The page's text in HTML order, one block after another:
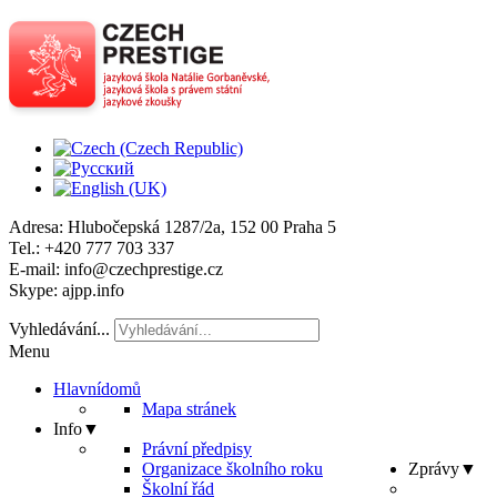
Adresa: Hlubočepská 1287/2a, 152 00 Praha 5
Tel.: +420 777 703 337
E-mail: info@czechprestige.cz
Skype: ajpp.info
Vyhledávání...
Menu
Hlavnídomů
Mapa stránek
Info▼
Právní předpisy
Organizace školního roku
Školní řád
Zprávy▼